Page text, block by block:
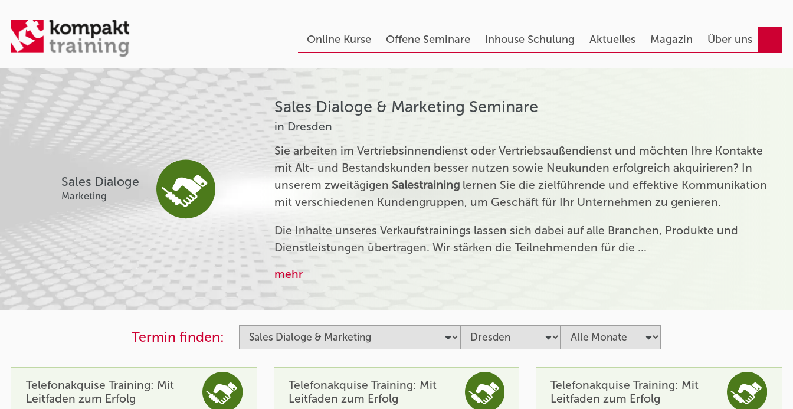
Online Kurse Offene Seminare Inhouse Schulung Aktuelles Magazin Über uns
Sales Dialoge
Marketing
Sales Dialoge & Marketing Seminare
in Dresden
Sie arbeiten im Vertriebsinnendienst oder Vertriebsaußendienst und möchten Ihre Kontakte
mit Alt- und Bestandskunden besser nutzen sowie Neukunden erfolgreich akquirieren? In
unserem zweitägigenSalestraining lernen Sie die zielführende und effektive Kommunikation
mit verschiedenen Kundengruppen, um Geschäft für Ihr Unternehmen zu genieren.
Die Inhalte unseres Verkaufstrainings lassen sich dabei auf alle Branchen, Produkte und
Dienstleistungen übertragen. Wir stärken die Teilnehmenden für die …
mehr
Termin finden:
Telefonakquise Training: Mit
Leitfaden zum Erfolg
Telefonakquise Training: Mit
Leitfaden zum Erfolg
Telefonakquise Training: Mit
Leitfaden zum Erfolg